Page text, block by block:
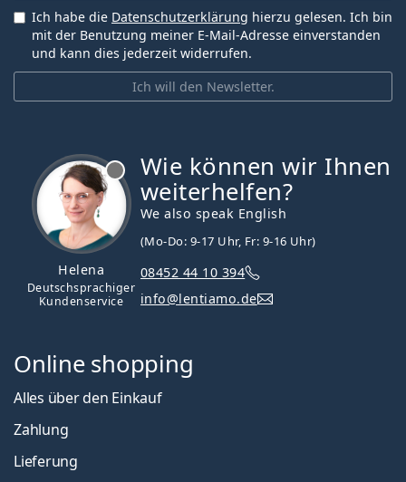
Ich will den Newsletter.
Ich habe die Datenschutzerklärung hierzu gelesen. Ich bin
mit der Benutzung meiner E-Mail-Adresse einverstanden
und kann dies jederzeit widerrufen.
Helena
Deutschsprachiger
Kundenservice
Wie können wir Ihnen
weiterhelfen?
We also speak English
(Mo-Do: 9-17 Uhr, Fr: 9-16 Uhr)
08452 44 10 394
info@lentiamo.de
Online shopping
Alles über den Einkauf
Zahlung
Lieferung